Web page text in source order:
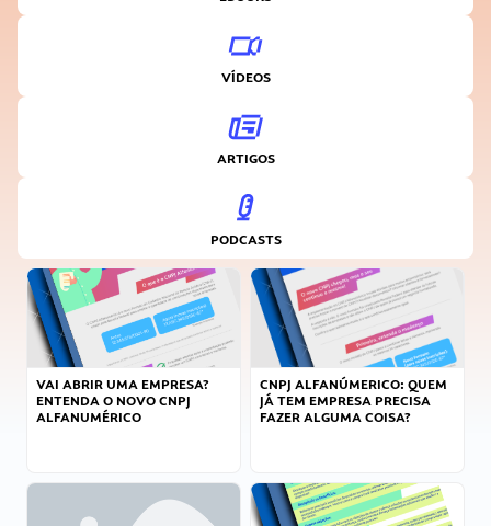
VÍDEOS
ARTIGOS
PODCASTS
VAI ABRIR UMA EMPRESA?
ENTENDA O NOVO CNPJ
ALFANUMÉRICO
CNPJ ALFANÚMERICO: QUEM
JÁ TEM EMPRESA PRECISA
FAZER ALGUMA COISA?